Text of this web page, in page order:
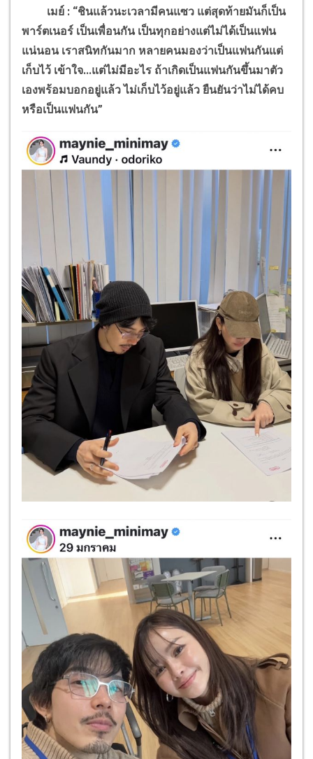
เมย์ : “ชินแล้วนะเวลามีคนแซว แต่สุดท้ายมันก็เป็น
พาร์ตเนอร์ เป็นเพื่อนกัน เป็นทุกอย่างแต่ไม่ได้เป็นแฟน
แน่นอน เราสนิทกันมาก หลายคนมองว่าเป็นแฟนกันแต่
เก็บไว้ เข้าใจ...แต่ไม่มีอะไร ถ้าเกิดเป็นแฟนกันขึ้นมาตัว
เองพร้อมบอกอยู่แล้ว ไม่เก็บไว้อยู่แล้ว ยืนยันว่าไม่ได้คบ
หรือเป็นแฟนกัน”